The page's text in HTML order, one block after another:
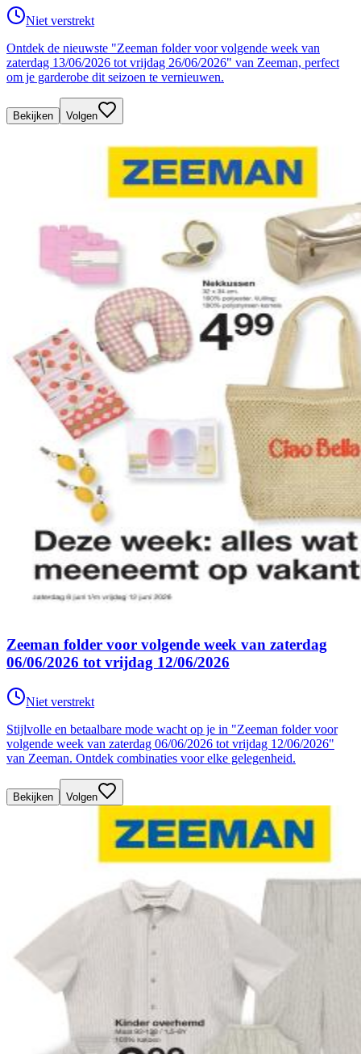
Niet verstrekt
Ontdek de nieuwste "Zeeman folder voor volgende week van
zaterdag 13/06/2026 tot vrijdag 26/06/2026" van Zeeman, perfect
om je garderobe dit seizoen te vernieuwen.
Bekijken Volgen
Zeeman folder voor volgende week van zaterdag
06/06/2026 tot vrijdag 12/06/2026
Niet verstrekt
Stijlvolle en betaalbare mode wacht op je in "Zeeman folder voor
volgende week van zaterdag 06/06/2026 tot vrijdag 12/06/2026"
van Zeeman. Ontdek combinaties voor elke gelegenheid.
Bekijken Volgen